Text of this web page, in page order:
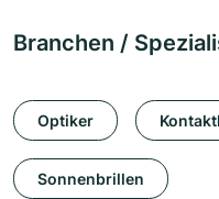
Branchen /
Optiker
Sonnenbrillen